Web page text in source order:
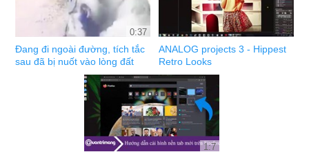
0:37
Đang đi ngoài đường, tích tắc
sau đã bị nuốt vào lòng đất
ANALOG projects 3 - Hippest
Retro Looks
1:7